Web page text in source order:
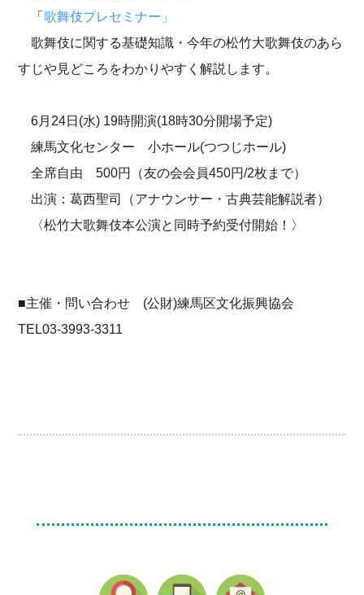
「歌舞伎プレセミナー」
歌舞伎に関する基礎知識・今年の松竹大歌舞伎のあら
すじや見どころをわかりやすく解説します。
6月24日(水) 19時開演(18時30分開場予定)
練馬文化センター 小ホール(つつじホール)
全席自由 500円（友の会会員450円/2枚まで）
出演：葛西聖司（アナウンサー・古典芸能解説者）
〈松竹大歌舞伎本公演と同時予約受付開始！〉
■主催・問い合わせ (公財)練馬区文化振興協会
TEL03-3993-3311